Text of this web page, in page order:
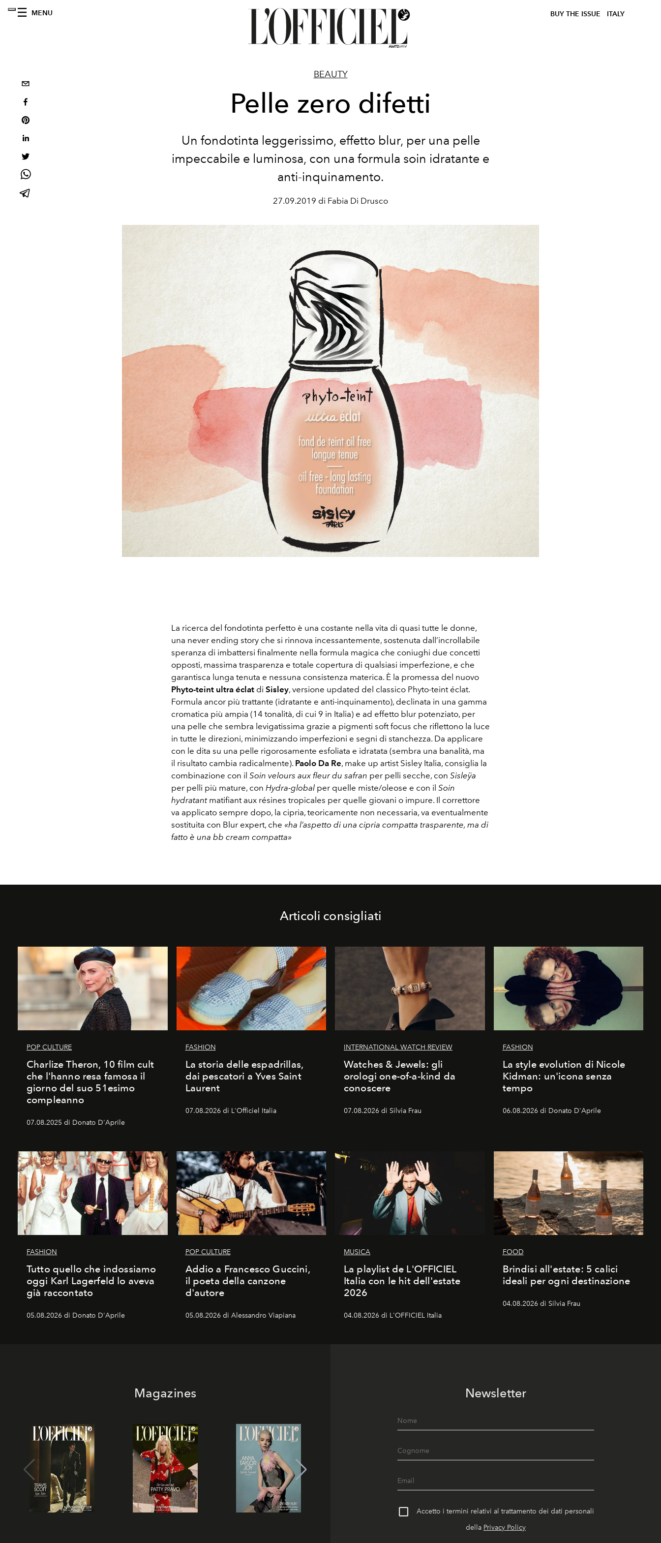
MENU BUY THE ISSUE ITALY
BEAUTY
Pelle zero difetti
Un fondotinta leggerissimo, effetto blur, per una pelle
impeccabile e luminosa, con una formula soin idratante e
anti-inquinamento.
27.09.2019 di Fabia Di Drusco
La ricerca del fondotinta perfetto è una costante nella vita di quasi tutte le donne,
una never ending story che si rinnova incessantemente, sostenuta dall’incrollabile
speranza di imbattersi finalmente nella formula magica che coniughi due concetti
opposti, massima trasparenza e totale copertura di qualsiasi imperfezione, e che
garantisca lunga tenuta e nessuna consistenza materica. È la promessa del nuovo
Phyto-teint ultra éclat di Sisley, versione updated del classico Phyto-teint éclat.
Formula ancor più trattante (idratante e anti-inquinamento), declinata in una gamma
cromatica più ampia (14 tonalità, di cui 9 in Italia) e ad effetto blur potenziato, per
una pelle che sembra levigatissima grazie a pigmenti soft focus che riflettono la luce
in tutte le direzioni, minimizzando imperfezioni e segni di stanchezza. Da applicare
con le dita su una pelle rigorosamente esfoliata e idratata (sembra una banalità, ma
il risultato cambia radicalmente). Paolo Da Re, make up artist Sisley Italia, consiglia la
combinazione con il Soin velours aux fleur du safran per pelli secche, con Sisleÿa
per pelli più mature, con Hydra-global per quelle miste/oleose e con il Soin
hydratantmatifiant aux résines tropicales per quelle giovani o impure. Il correttore
va applicato sempre dopo, la cipria, teoricamente non necessaria, va eventualmente
sostituita con Blur expert, che «ha l’aspetto di una cipria compatta trasparente, ma di
fatto è una bb cream compatta»
Articoli consigliati
POP CULTURE
Charlize Theron, 10 film cult
che l'hanno resa famosa il
giorno del suo 51esimo
compleanno
07.08.2025 di Donato D'Aprile
FASHION
La storia delle espadrillas,
dai pescatori a Yves Saint
Laurent
07.08.2026 di L'Officiel Italia
INTERNATIONAL WATCH REVIEW
Watches & Jewels: gli
orologi one-of-a-kind da
conoscere
07.08.2026 di Silvia Frau
FASHION
La style evolution di Nicole
Kidman: un'icona senza
tempo
06.08.2026 di Donato D'Aprile
FASHION
Tutto quello che indossiamo
oggi Karl Lagerfeld lo aveva
già raccontato
05.08.2026 di Donato D'Aprile
POP CULTURE
Addio a Francesco Guccini,
il poeta della canzone
d'autore
05.08.2026 di Alessandro Viapiana
MUSICA
La playlist de L'OFFICIEL
Italia con le hit dell'estate
2026
04.08.2026 di L'OFFICIEL Italia
FOOD
Brindisi all'estate: 5 calici
ideali per ogni destinazione
04.08.2026 di Silvia Frau
Magazines Newsletter
Accetto i termini relativi al trattamento dei dati personali
della Privacy Policy